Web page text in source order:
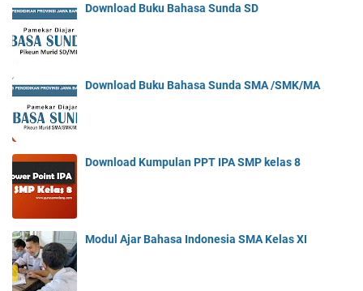
Download Buku Bahasa Sunda SD
Download Buku Bahasa Sunda SMA /SMK/MA
Download Kumpulan PPT IPA SMP kelas 8
Modul Ajar Bahasa Indonesia SMA Kelas XI